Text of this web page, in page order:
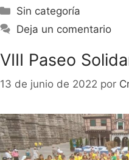
Sin categoría
Deja un comentario
VIII Paseo
13 de junio de 2022 por